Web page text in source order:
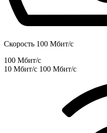
Скорость 100 Мбит/с
100 Мбит/с
10 Мбит/с 100 Мбит/с